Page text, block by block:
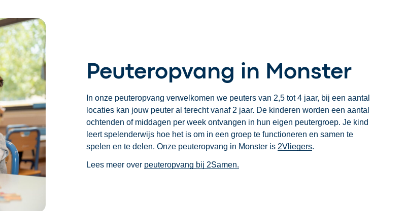
Peuteropvang in Monster
In onze peuteropvang verwelkomen we peuters van 2,5 tot 4 jaar, bij een aantal
locaties kan jouw peuter al terecht vanaf 2 jaar. De kinderen worden een aantal
ochtenden of middagen per week ontvangen in hun eigen peutergroep. Je kind
leert spelenderwijs hoe het is om in een groep te functioneren en samen te
spelen en te delen. Onze peuteropvang in Monster is 2Vliegers.
Lees meer over peuteropvang bij 2Samen.